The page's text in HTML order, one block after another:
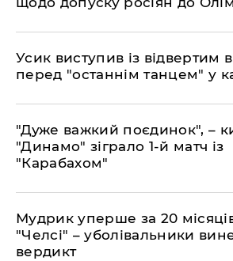
​Усик виступив із відвертим
перед "останнім танцем" у
"Дуже важкий поєдинок", –
"Динамо" зіграло 1-й матч із
"Карабахом"
​Мудрик уперше за 20 місяців
"Челсі" – уболівальники
вердикт